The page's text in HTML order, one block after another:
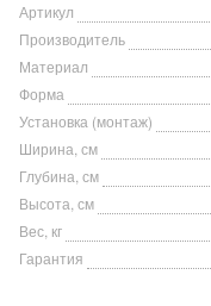
Артикул
Производитель
Материал
Форма
Установка (монтаж)
Ширина, см
Глубина, см
Высота, см
Вес, кг
Гарантия